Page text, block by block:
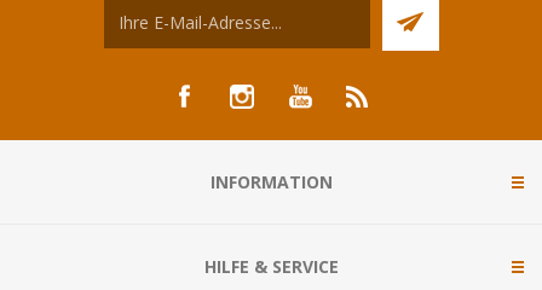
INFORMATION
HILFE & SERVICE